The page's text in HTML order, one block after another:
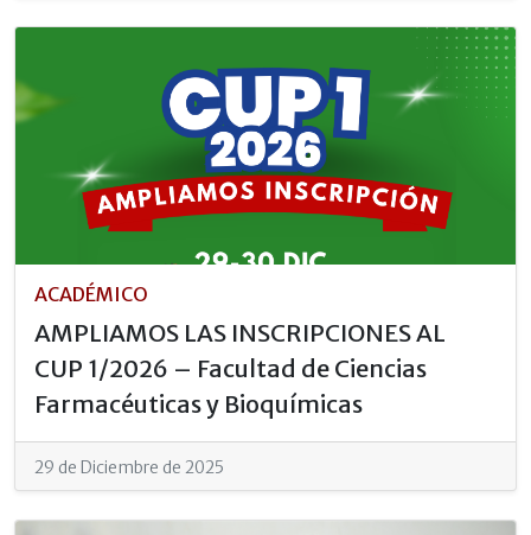
ACADÉMICO
AMPLIAMOS LAS INSCRIPCIONES AL
CUP 1/2026 – Facultad de Ciencias
Farmacéuticas y Bioquímicas
29 de Diciembre de 2025